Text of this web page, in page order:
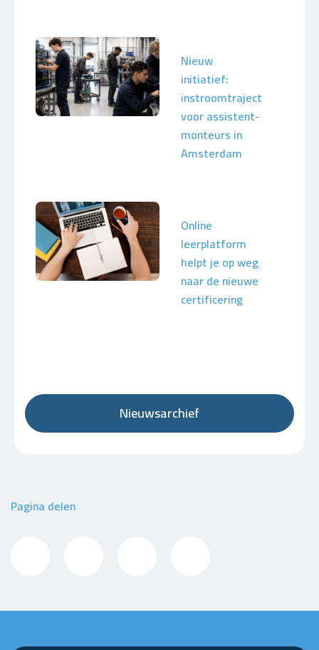
Nieuw
initiatief:
instroomtraject
voor assistent-
monteurs in
Amsterdam
Online
leerplatform
helpt je op weg
naar de nieuwe
certificering
Nieuwsarchief
Pagina delen